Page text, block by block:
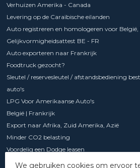
Verhuizen Amerika - Canada
Levering op de Caraïbische eilanden
Auto registreren en homologeren voor
Gelijkvormigheidsattest BE - FR
Auto exporteren naar Frankrijk
Foodtruck gezocht?
Sleutel / reservesleutel / afstandsbediening
auto's
LPG Voor Amerikaanse Auto's
België | Frankrijk
Export naar Afrika, Zuid Amerika, Azië
Minder CO2 belasting
Voordelig een Dodge leasen
Chevrolet Express met 6.6 l V8 motor
We gebruiken cookies om ervoor